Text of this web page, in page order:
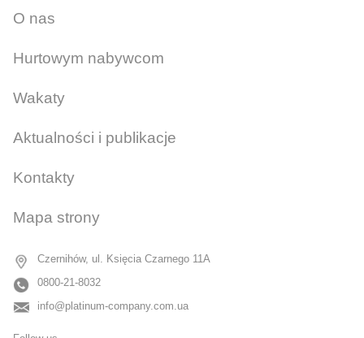
O nas
Hurtowym nabywcom
Wakaty
Aktualności i publikacje
Kontakty
Mapa strony
Czernihów, ul. Księcia Czarnego 11A
0800-21-8032
info@platinum-company.com.ua